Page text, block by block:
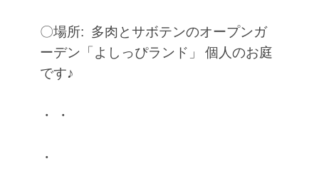
〇場所: 多肉とサボテンのオープンガ
ーデン「よしっぴランド」
個人のお庭
です♪
・ ・
・